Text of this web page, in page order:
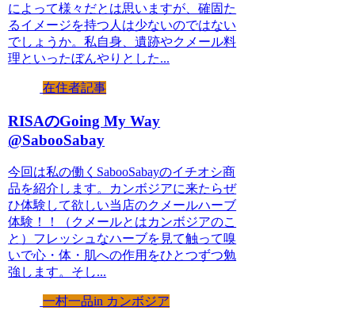
によって様々だとは思いますが、確固た
るイメージを持つ人は少ないのではない
でしょうか。私自身、遺跡やクメール料
理といったぼんやりとした...
在住者記事
RISAのGoing My Way
@SabooSabay
今回は私の働くSabooSabayのイチオシ商
品を紹介します。カンボジアに来たらぜ
ひ体験して欲しい当店のクメールハーブ
体験！！（クメールとはカンボジアのこ
と）フレッシュなハーブを見て触って嗅
いで心・体・肌への作用をひとつずつ勉
強します。そし...
一村一品in カンボジア